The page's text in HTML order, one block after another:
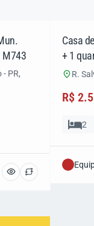
M743
PR,
Casa
+ 1
R.
R$
2